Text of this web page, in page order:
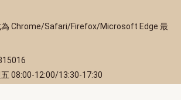
為 Chrome/Safari/Firefox/Microsoft Edge 最
08:00-12:00/13:30-17:30